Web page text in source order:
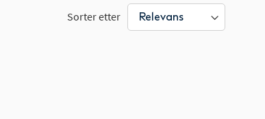
Sorter etter